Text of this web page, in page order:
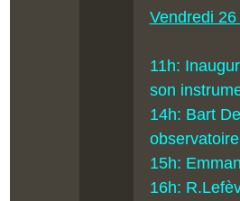
Vendredi 26
11h:
son
14h: Bart
15h:
16h: